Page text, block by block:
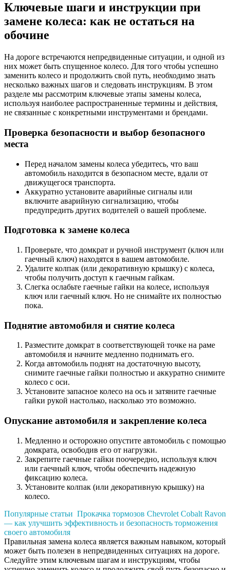
Ключевые шаги и инструкции при
замене колеса: как не остаться на
обочине
На дороге встречаются непредвиденные ситуации, и одной из
них может быть спущенное колесо. Для того чтобы успешно
заменить колесо и продолжить свой путь, необходимо знать
несколько важных шагов и следовать инструкциям. В этом
разделе мы рассмотрим ключевые этапы замены колеса,
используя наиболее распространенные термины и действия,
не связанные с конкретными инструментами и брендами.
Проверка безопасности и выбор безопасного
места
Перед началом замены колеса убедитесь, что ваш
автомобиль находится в безопасном месте, вдали от
движущегося транспорта.
Аккуратно установите аварийные сигналы или
включите аварийную сигнализацию, чтобы
предупредить других водителей о вашей проблеме.
Подготовка к замене колеса
Проверьте, что домкрат и ручной инструмент (ключ или
гаечный ключ) находятся в вашем автомобиле.
Удалите колпак (или декоративную крышку) с колеса,
чтобы получить доступ к гаечным гайкам.
Слегка ослабьте гаечные гайки на колесе, используя
ключ или гаечный ключ. Но не снимайте их полностью
пока.
Поднятие автомобиля и снятие колеса
Разместите домкрат в соответствующей точке на раме
автомобиля и начните медленно поднимать его.
Когда автомобиль поднят на достаточную высоту,
снимите гаечные гайки полностью и аккуратно снимите
колесо с оси.
Установите запасное колесо на ось и затяните гаечные
гайки рукой настолько, насколько это возможно.
Опускание автомобиля и закрепление колеса
Медленно и осторожно опустите автомобиль с помощью
домкрата, освободив его от нагрузки.
Закрепите гаечные гайки поочередно, используя ключ
или гаечный ключ, чтобы обеспечить надежную
фиксацию колеса.
Установите колпак (или декоративную крышку) на
колесо.
Популярные статьи Прокачка тормозов Chevrolet Cobalt Ravon
— как улучшить эффективность и безопасность торможения
своего автомобиля
Правильная замена колеса является важным навыком, который
может быть полезен в непредвиденных ситуациях на дороге.
Следуйте этим ключевым шагам и инструкциям, чтобы